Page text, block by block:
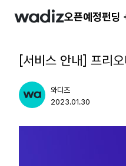
오픈예정펀딩
[서비스 안내] 프리
와디즈
2023.01.30